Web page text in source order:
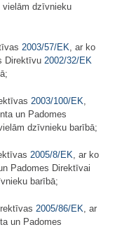
vielām dzīvnieku
2003/57/EK , ar ko
Direktīvu 2002/32/EK
2003/100/EK
un Padomes
dzīvnieku barībā;
2005/8/EK , ar ko
Padomes Direktīvai
barībā;
2005/86/EK , ar
un Padomes